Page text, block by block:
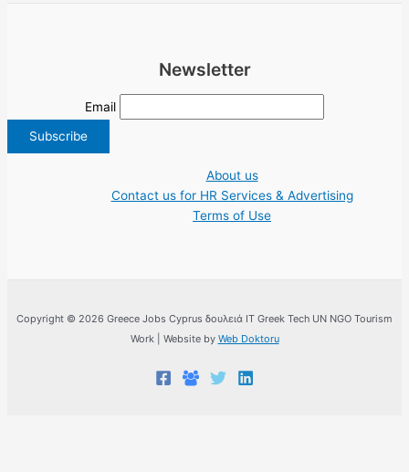
Newsletter
Email
About us
Contact us for HR Services & Advertising
Terms of Use
Copyright © 2026 Greece Jobs Cyprus δουλειά IT Greek Tech UN NGO Tourism
Work | Website by Web Doktoru